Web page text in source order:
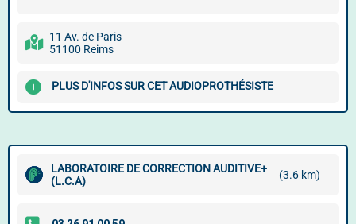
11 Av. de Paris
51100 Reims
PLUS D'INFOS SUR CET AUDIOPROTHÉSISTE
LABORATOIRE DE CORRECTION AUDITIVE+
(L.C.A)
(3.6 km)